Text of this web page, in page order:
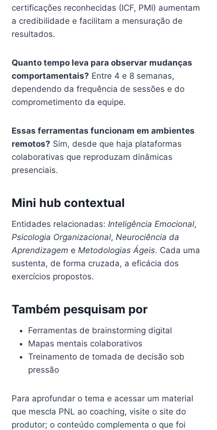
certificações reconhecidas (ICF, PMI) aumentam
a credibilidade e facilitam a mensuração de
resultados.
Quanto tempo leva para observar mudanças
comportamentais? Entre 4 e 8 semanas,
dependendo da frequência de sessões e do
comprometimento da equipe.
Essas ferramentas funcionam em ambientes
remotos? Sim, desde que haja plataformas
colaborativas que reproduzam dinâmicas
presenciais.
Mini hub contextual
Entidades relacionadas: Inteligência Emocional,
Psicologia Organizacional, Neurociência da
Aprendizagem e Metodologias Ágeis. Cada uma
sustenta, de forma cruzada, a eficácia dos
exercícios propostos.
Também pesquisam por
Ferramentas de brainstorming digital
Mapas mentais colaborativos
Treinamento de tomada de decisão sob
pressão
Para aprofundar o tema e acessar um material
que mescla PNL ao coaching, visite o site do
produtor; o conteúdo complementa o que foi